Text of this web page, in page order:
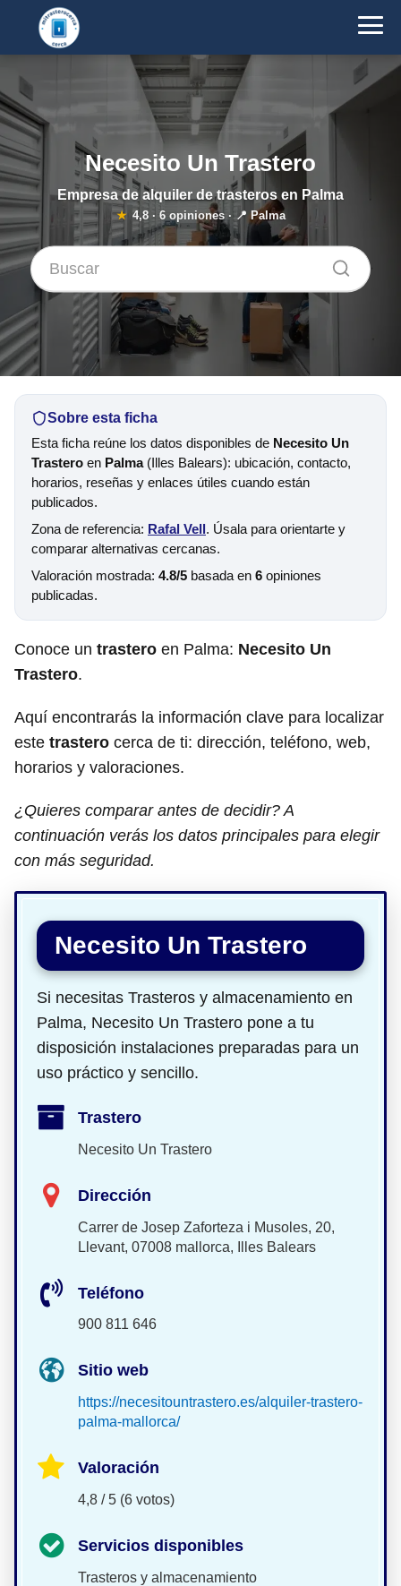
Necesito Un Trastero
Empresa de alquiler de trasteros en Palma
★ 4,8· 6opiniones · 📍 Palma
Sobre esta ficha
Esta ficha reúne los datos disponibles de Necesito Un
Trastero en Palma(Illes Balears): ubicación, contacto,
horarios, reseñas y enlaces útiles cuando están
publicados.
Zona de referencia: Rafal Vell. Úsala para orientarte y
comparar alternativas cercanas.
Valoración mostrada: 4.8/5 basada en 6 opiniones
publicadas.
Conoce un trastero en Palma: Necesito Un
Trastero.
Aquí encontrarás la información clave para localizar
este trastero cerca de ti: dirección, teléfono, web,
horarios y valoraciones.
¿Quieres comparar antes de decidir? A
continuación verás los datos principales para elegir
con más seguridad.
Necesito Un Trastero
Si necesitas Trasteros y almacenamiento en
Palma, Necesito Un Trastero pone a tu
disposición instalaciones preparadas para un
uso práctico y sencillo.
Trastero
Necesito Un Trastero
Dirección
Carrer de Josep Zaforteza i Musoles, 20,
Llevant, 07008 mallorca, Illes Balears
Teléfono
900 811 646
Sitio web
https://necesitountrastero.es/alquiler-trastero-
palma-mallorca/
Valoración
4,8 / 5 (6 votos)
Servicios disponibles
Trasteros y almacenamiento